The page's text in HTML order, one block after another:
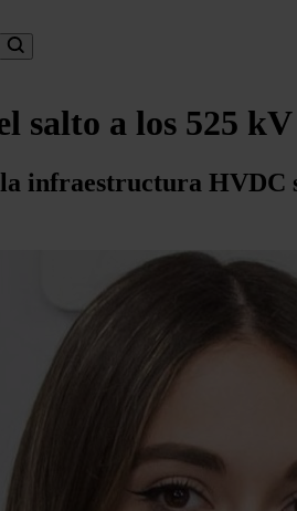
salto a los 525
infraestructura HVDC